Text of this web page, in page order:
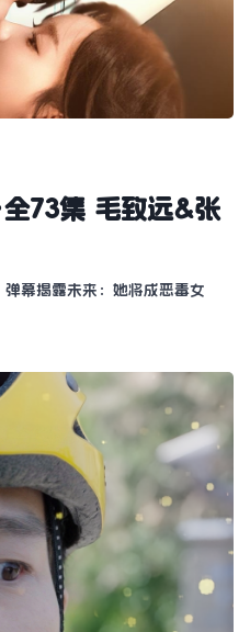
全73集 毛致远&张
幕揭露未来：她将成恶毒女